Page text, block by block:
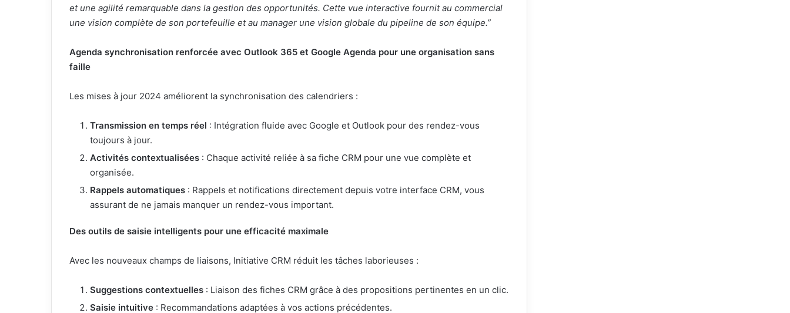
et une agilité remarquable dans la gestion des opportunités. Cette vue interactive fournit au commercial
une vision complète de son portefeuille et au manager une vision globale du pipeline de son équipe.”
Agenda synchronisation renforcée avec Outlook 365 et Google Agenda pour une organisation sans
faille
Les mises à jour 2024 améliorent la synchronisation des calendriers :
Transmission en temps réel : Intégration fluide avec Google et Outlook pour des rendez-vous
toujours à jour.
Activités contextualisées : Chaque activité reliée à sa fiche CRM pour une vue complète et
organisée.
Rappels automatiques : Rappels et notifications directement depuis votre interface CRM, vous
assurant de ne jamais manquer un rendez-vous important.
Des outils de saisie intelligents pour une efficacité maximale
Avec les nouveaux champs de liaisons, Initiative CRM réduit les tâches laborieuses :
Suggestions contextuelles : Liaison des fiches CRM grâce à des propositions pertinentes en un clic.
Saisie intuitive : Recommandations adaptées à vos actions précédentes.